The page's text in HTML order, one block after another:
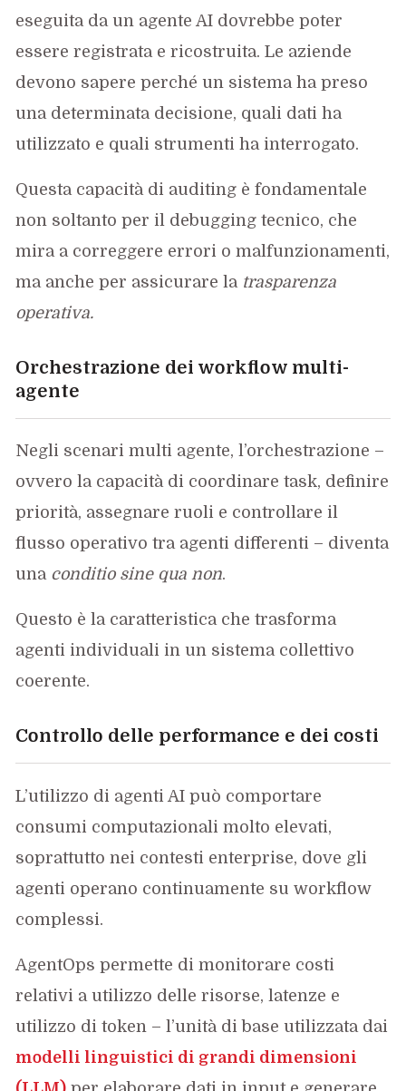
eseguita da un agente AI dovrebbe poter
essere registrata e ricostruita. Le aziende
devono sapere perché un sistema ha preso
una determinata decisione, quali dati ha
utilizzato e quali strumenti ha interrogato.
Questa capacità di auditing è fondamentale
non soltanto per il debugging tecnico, che
mira a correggere errori o malfunzionamenti,
ma anche per assicurare la trasparenza
operativa.
Orchestrazione dei workflow multi-
agente
Negli scenari multi agente, l’orchestrazione –
ovvero la capacità di coordinare task, definire
priorità, assegnare ruoli e controllare il
flusso operativo tra agenti differenti – diventa
una conditio sine qua non.
Questo è la caratteristica che trasforma
agenti individuali in un sistema collettivo
coerente.
Controllo delle performance e dei costi
L’utilizzo di agenti AI può comportare
consumi computazionali molto elevati,
soprattutto nei contesti enterprise, dove gli
agenti operano continuamente su workflow
complessi.
AgentOps permette di monitorare costi
relativi a utilizzo delle risorse, latenze e
utilizzo di token – l’unità di base utilizzata dai
modelli linguistici di grandi dimensioni